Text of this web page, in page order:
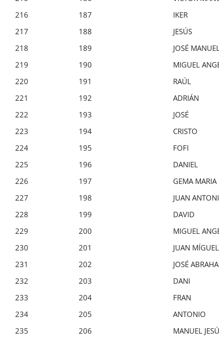
216
187
IKER
217
188
JESÚS
218
189
JOSÉ
219
190
MIGUEL
220
191
RAÚL
221
192
ADRIÁN
222
193
JOSÉ
223
194
CRISTO
224
195
FOFI
225
196
DANIEL
226
197
GEMA MARIA
227
198
JUAN
228
199
DAVID
229
200
MIGUEL
230
201
JUAN MÍGUEL
231
202
JOSÉ
232
203
DANI
233
204
FRAN
234
205
ANTONIO
235
206
MANUEL